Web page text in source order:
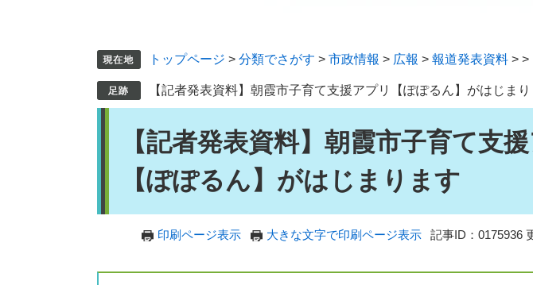
トップページ > 分類でさがす > 市政情報 > 広報 > 報道発表資料 > >
【記者発表資料】朝霞市子育て支援アプリ【ぽぽるん】がはじまり
【記者発表資料】朝霞市子育て支
【ぽぽるん】がはじまります
印刷ページ表示 大きな文字で印刷ページ表示 記事ID：0175936